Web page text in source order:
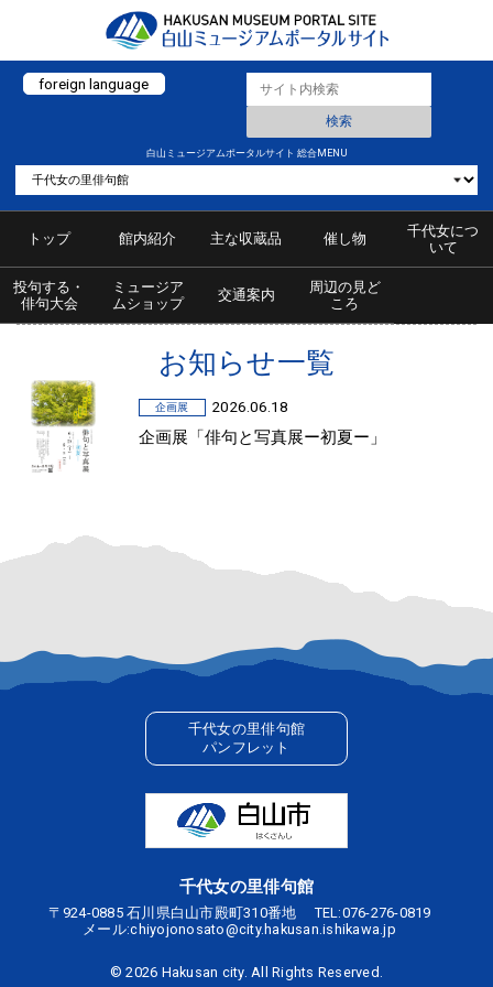
foreign language
白山ミュージアムポータルサイト 総合MENU
トップ 館内紹介 主な収蔵品 催し物
千代女につ
いて
投句する・
俳句大会
ミュージア
ムショップ
交通案内
周辺の見ど
ころ
お知らせ一覧
企画展 2026.06.18
企画展「俳句と写真展ー初夏ー」
千代女の里俳句館
パンフレット
千代女の里俳句館
〒924-0885 石川県白山市殿町310番地 TEL:076-276-0819
メール:chiyojonosato@city.hakusan.ishikawa.jp
©2026 Hakusan city. All Rights Reserved.